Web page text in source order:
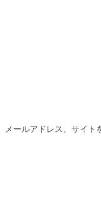
ールアドレス、サイト